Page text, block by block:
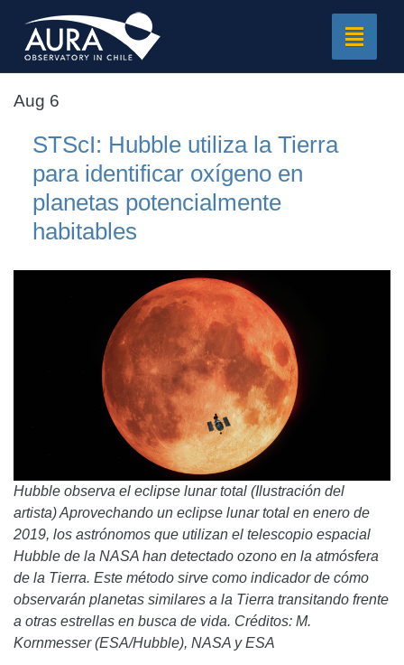
Toggle
Aug 6
STScI: Hubble utiliza la Tierra
para identificar oxígeno en
planetas potencialmente
habitables
Hubble observa el eclipse lunar total (Ilustración del
artista) Aprovechando un eclipse lunar total en enero de
2019, los astrónomos que utilizan el telescopio espacial
Hubble de la NASA han detectado ozono en la atmósfera
de la Tierra. Este método sirve como indicador de cómo
observarán planetas similares a la Tierra transitando frente
a otras estrellas en busca de vida. Créditos: M.
Kornmesser (ESA/Hubble), NASA y ESA